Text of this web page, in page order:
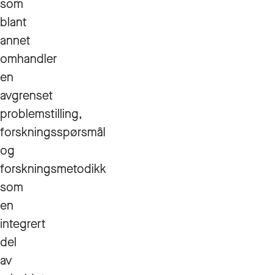
som
blant
annet
omhandler
en
avgrenset
problemstilling,
forskningsspørsmål
og
forskningsmetodikk
som
en
integrert
del
av